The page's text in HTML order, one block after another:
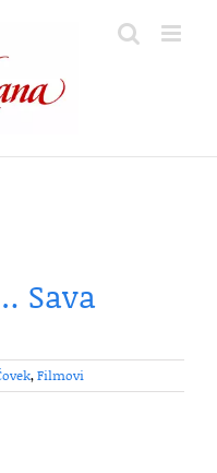
Sava
,Filmovi